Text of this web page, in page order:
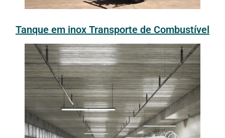
Tanque em inox Transporte de Combustível